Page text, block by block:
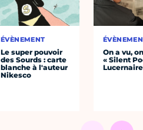
ÉVÈNEMENT
Le super pouvoir
des Sourds : carte
blanche à l'auteur
Nikesco
On a vu,
« Silent
Lucernaire